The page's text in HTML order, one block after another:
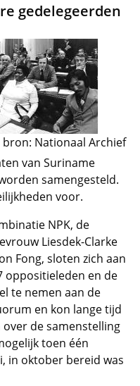
gedelegeerden
Nationaal Archief
van Suriname
samengesteld.
voor.
NPK, de
Liesdek-Clarke
Fong, sloten zich aan
oppositieleden en de
te nemen aan de
en kon lange tijd
de samenstelling
toen één
in oktober bereid was